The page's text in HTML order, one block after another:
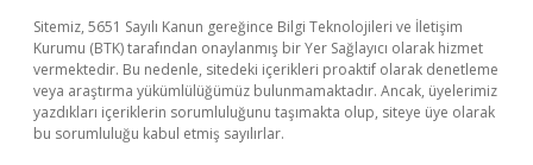
Sitemiz, 5651 Sayılı Kanun gereğince Bilgi Teknolojileri ve İletişim
Kurumu (BTK) tarafından onaylanmış bir Yer Sağlayıcı olarak hizmet
vermektedir. Bu nedenle, sitedeki içerikleri proaktif olarak denetleme
veya araştırma yükümlülüğümüz bulunmamaktadır. Ancak, üyelerimiz
yazdıkları içeriklerin sorumluluğunu taşımakta olup, siteye üye olarak
bu sorumluluğu kabul etmiş sayılırlar.